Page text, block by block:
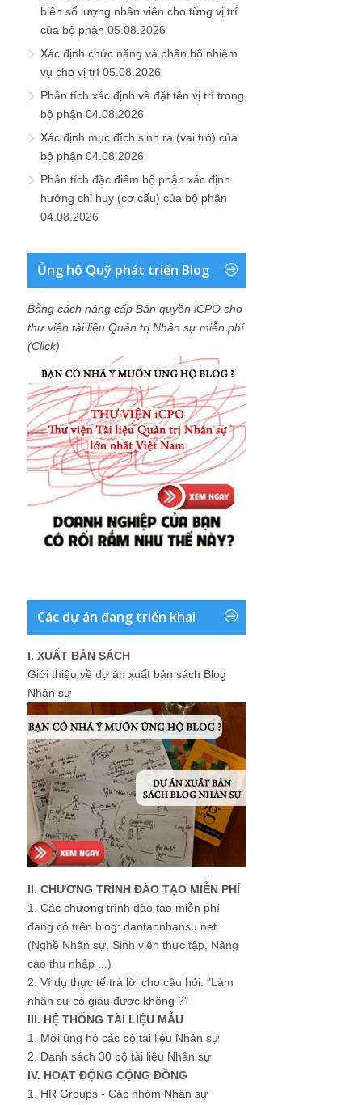
biên số lượng nhân viên cho từng vị trí
của bộ phận 05.08.2026
Xác định chức năng và phân bổ nhiệm
vụ cho vị trí 05.08.2026
Phân tích xác định và đặt tên vị trí trong
bộ phận 04.08.2026
Xác định mục đích sinh ra (vai trò) của
bộ phận 04.08.2026
Phân tích đặc điểm bộ phận xác định
hướng chỉ huy (cơ cấu) của bộ phận
04.08.2026
Ủng hộ Quỹ phát triển Blog
Bằng cách nâng cấp Bản quyền iCPO cho
thư viện tài liệu Quản trị Nhân sự miễn phí
(Click)
Các dự án đang triển khai
I. XUẤT BẢN SÁCH
Giới thiệu về dự án xuất bản sách Blog
Nhân sự
II. CHƯƠNG TRÌNH ĐÀO TẠO MIỄN PHÍ
1. Các chương trình đào tạo miễn phí
đang có trên blog: daotaonhansu.net
(Nghề Nhân sự, Sinh viên thực tập, Nâng
cao thu nhập ...)
2. Ví dụ thực tế trả lời cho câu hỏi: "Làm
nhân sự có giàu được không ?"
III. HỆ THỐNG TÀI LIỆU MẪU
1. Mời ủng hộ các bộ tài liệu Nhân sự
2. Danh sách 30 bộ tài liệu Nhân sự
IV. HOẠT ĐỘNG CỘNG ĐỒNG
1. HR Groups - Các nhóm Nhân sự